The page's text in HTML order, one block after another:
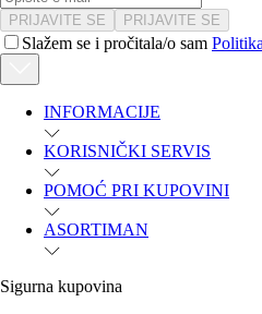
PRIJAVITE SE PRIJAVITE SE
Slažem se i pročitala/o sam
INFORMACIJE
KORISNIČKI SERVIS
POMOĆ PRI KUPOVINI
ASORTIMAN
Sigurna kupovina